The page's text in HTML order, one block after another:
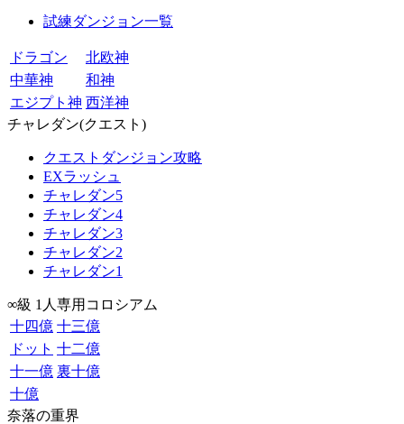
試練ダンジョン一覧
ドラゴン
北欧神
中華神
和神
エジプト神 西洋神
チャレダン(クエスト)
クエストダンジョン攻略
EXラッシュ
チャレダン5
チャレダン4
チャレダン3
チャレダン2
チャレダン1
∞級 1人専用コロシアム
十四億 十三億
ドット 十二億
十一億 裏十億
十億
奈落の重界